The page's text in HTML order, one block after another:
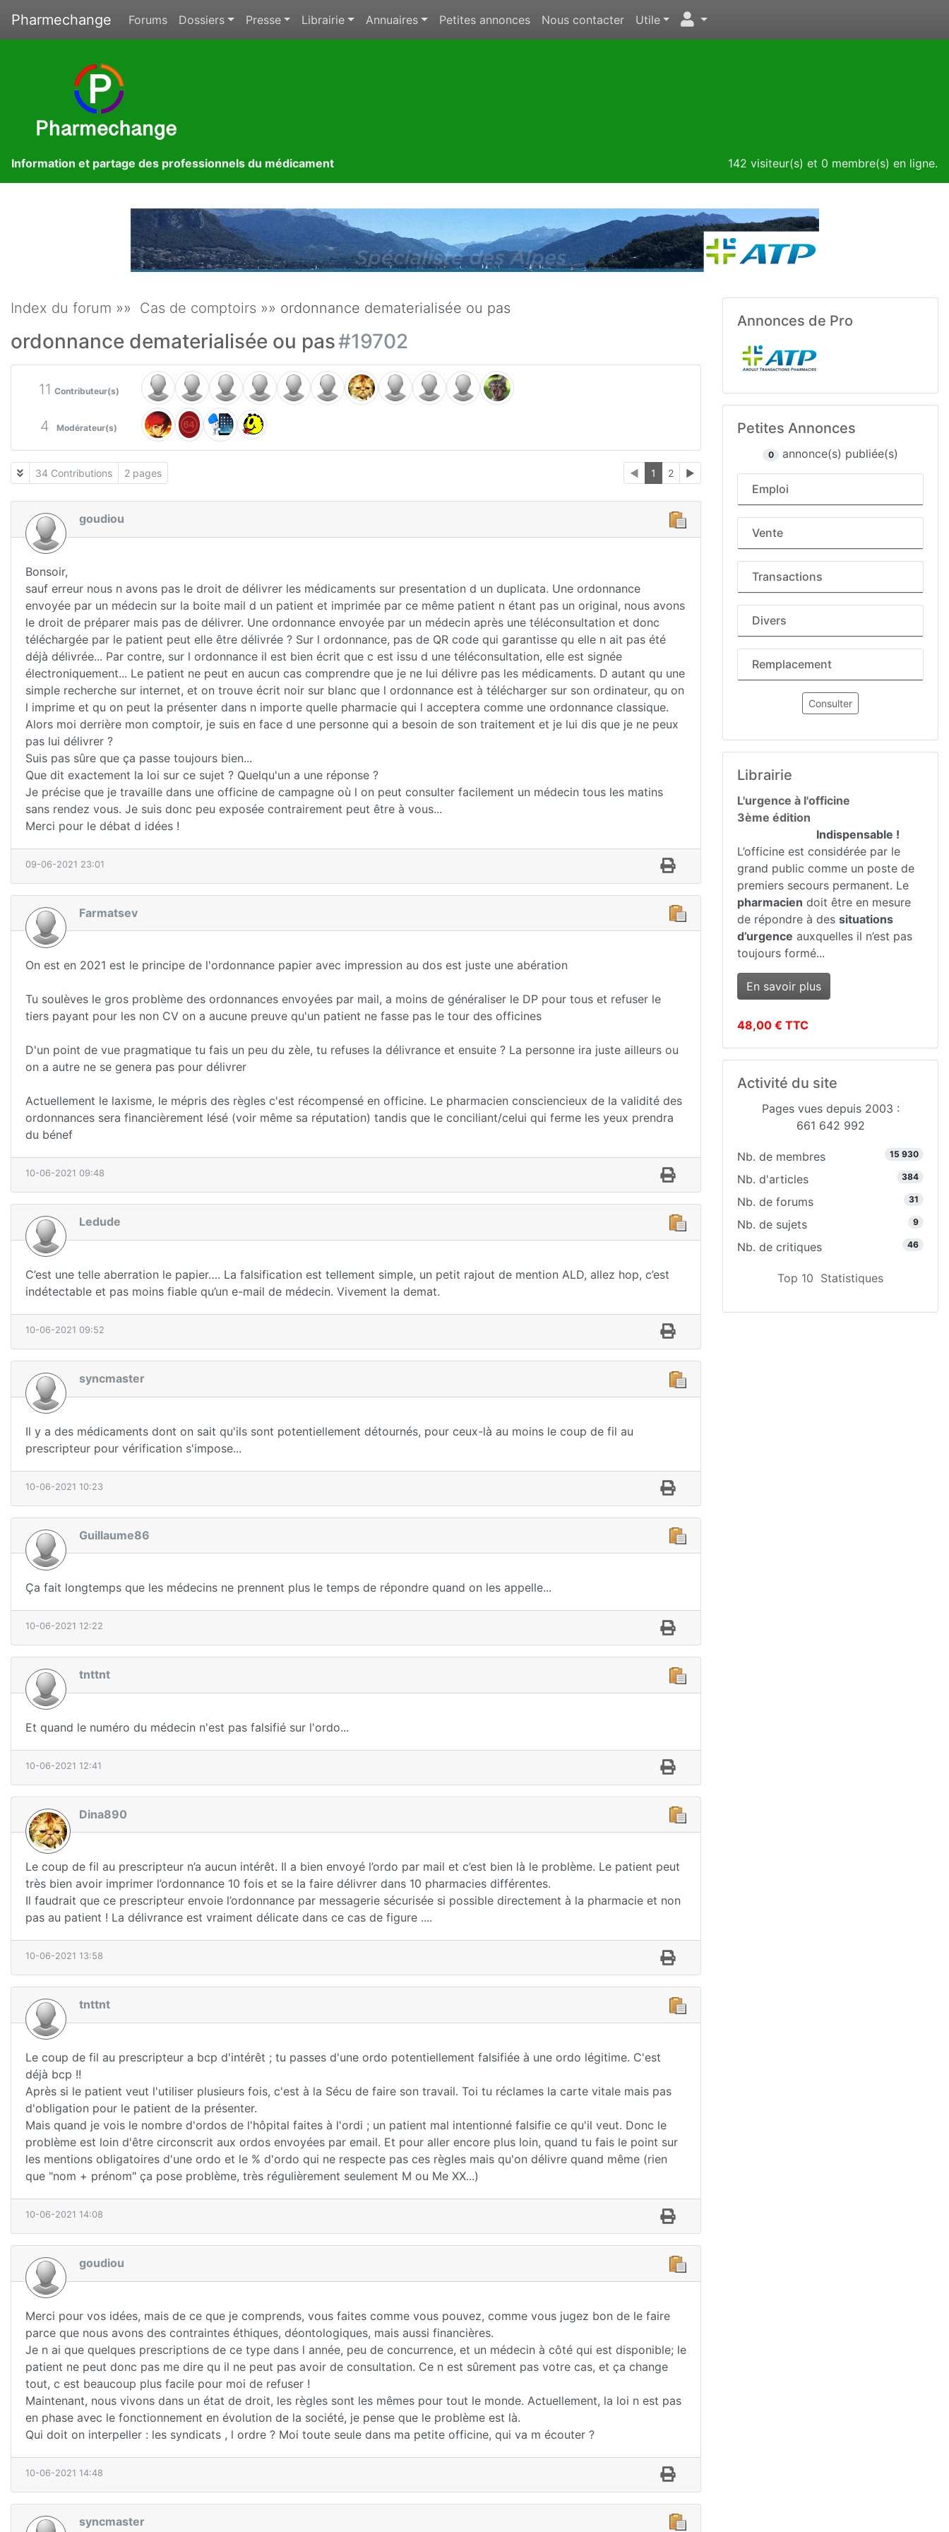
Pharmechange Forums Dossiers Presse Librairie Annuaires Petites annonces Nous contacter Utile
Information et partage des professionnels du médicament 142 visiteur(s) et 0 membre(s) en ligne.
Index du forum »» Cas de comptoirs »» ordonnance dematerialisée ou pas
ordonnance dematerialisée ou pas#19702
11 Contributeur(s)
4 Modérateur(s)
34 Contributions 2 pages ◄ 1 2 ►
goudiou
Bonsoir,
sauf erreur nous n avons pas le droit de délivrer les médicaments sur presentation d un duplicata. Une ordonnance
envoyée par un médecin sur la boite mail d un patient et imprimée par ce même patient n étant pas un original, nous avons
le droit de préparer mais pas de délivrer. Une ordonnance envoyée par un médecin après une téléconsultation et donc
téléchargée par le patient peut elle être délivrée ? Sur l ordonnance, pas de QR code qui garantisse qu elle n ait pas été
déjà délivrée... Par contre, sur l ordonnance il est bien écrit que c est issu d une téléconsultation, elle est signée
électroniquement... Le patient ne peut en aucun cas comprendre que je ne lui délivre pas les médicaments. D autant qu une
simple recherche sur internet, et on trouve écrit noir sur blanc que l ordonnance est à télécharger sur son ordinateur, qu on
l imprime et qu on peut la présenter dans n importe quelle pharmacie qui l acceptera comme une ordonnance classique.
Alors moi derrière mon comptoir, je suis en face d une personne qui a besoin de son traitement et je lui dis que je ne peux
pas lui délivrer ?
Suis pas sûre que ça passe toujours bien...
Que dit exactement la loi sur ce sujet ? Quelqu'un a une réponse ?
Je précise que je travaille dans une officine de campagne où l on peut consulter facilement un médecin tous les matins
sans rendez vous. Je suis donc peu exposée contrairement peut être à vous...
Merci pour le débat d idées !
09-06-2021 23:01
Farmatsev
On est en 2021 est le principe de l'ordonnance papier avec impression au dos est juste une abération
Tu soulèves le gros problème des ordonnances envoyées par mail, a moins de généraliser le DP pour tous et refuser le
tiers payant pour les non CV on a aucune preuve qu'un patient ne fasse pas le tour des officines
D'un point de vue pragmatique tu fais un peu du zèle, tu refuses la délivrance et ensuite ? La personne ira juste ailleurs ou
on a autre ne se genera pas pour délivrer
Actuellement le laxisme, le mépris des règles c'est récompensé en officine. Le pharmacien consciencieux de la validité des
ordonnances sera financièrement lésé (voir même sa réputation) tandis que le conciliant/celui qui ferme les yeux prendra
du bénef
10-06-2021 09:48
Ledude
C’est une telle aberration le papier…. La falsification est tellement simple, un petit rajout de mention ALD, allez hop, c’est
indétectable et pas moins fiable qu’un e-mail de médecin. Vivement la demat.
10-06-2021 09:52
syncmaster
Il y a des médicaments dont on sait qu'ils sont potentiellement détournés, pour ceux-là au moins le coup de fil au
prescripteur pour vérification s'impose...
10-06-2021 10:23
Guillaume86
Ça fait longtemps que les médecins ne prennent plus le temps de répondre quand on les appelle...
10-06-2021 12:22
tnttnt
Et quand le numéro du médecin n'est pas falsifié sur l'ordo...
10-06-2021 12:41
Dina890
Le coup de fil au prescripteur n’a aucun intérêt. Il a bien envoyé l’ordo par mail et c’est bien là le problème. Le patient peut
très bien avoir imprimer l’ordonnance 10 fois et se la faire délivrer dans 10 pharmacies différentes.
Il faudrait que ce prescripteur envoie l’ordonnance par messagerie sécurisée si possible directement à la pharmacie et non
pas au patient ! La délivrance est vraiment délicate dans ce cas de figure ....
10-06-2021 13:58
tnttnt
Le coup de fil au prescripteur a bcp d'intérêt ; tu passes d'une ordo potentiellement falsifiée à une ordo légitime. C'est
déjà bcp !!
Après si le patient veut l'utiliser plusieurs fois, c'est à la Sécu de faire son travail. Toi tu réclames la carte vitale mais pas
d'obligation pour le patient de la présenter.
Mais quand je vois le nombre d'ordos de l'hôpital faites à l'ordi ; un patient mal intentionné falsifie ce qu'il veut. Donc le
problème est loin d'être circonscrit aux ordos envoyées par email. Et pour aller encore plus loin, quand tu fais le point sur
les mentions obligatoires d'une ordo et le % d'ordo qui ne respecte pas ces règles mais qu'on délivre quand même (rien
que "nom + prénom" ça pose problème, très régulièrement seulement M ou Me XX...)
10-06-2021 14:08
goudiou
Merci pour vos idées, mais de ce que je comprends, vous faites comme vous pouvez, comme vous jugez bon de le faire
parce que nous avons des contraintes éthiques, déontologiques, mais aussi financières.
Je n ai que quelques prescriptions de ce type dans l année, peu de concurrence, et un médecin à côté qui est disponible; le
patient ne peut donc pas me dire qu il ne peut pas avoir de consultation. Ce n est sûrement pas votre cas, et ça change
tout, c est beaucoup plus facile pour moi de refuser !
Maintenant, nous vivons dans un état de droit, les règles sont les mêmes pour tout le monde. Actuellement, la loi n est pas
en phase avec le fonctionnement en évolution de la société, je pense que le problème est là.
Qui doit on interpeller : les syndicats , l ordre ? Moi toute seule dans ma petite officine, qui va m écouter ?
10-06-2021 14:48
syncmaster
Annonces de Pro
Petites Annonces
0 annonce(s) publiée(s)
Emploi
Vente
Transactions
Divers
Remplacement
Consulter
Librairie
L'urgence à l'officine
3ème édition
Indispensable !
L’officine est considérée par le
grand public comme un poste de
premiers secours permanent. Le
pharmacien doit être en mesure
de répondre à des situations
d’urgence auxquelles il n’est pas
toujours formé...
En savoir plus
48,00 € TTC
Activité du site
Pages vues depuis 2003 :
661 642 992
Nb. de membres 15 930
Nb. d'articles 384
Nb. de forums 31
Nb. de sujets 9
Nb. de critiques 46
Top 10 Statistiques